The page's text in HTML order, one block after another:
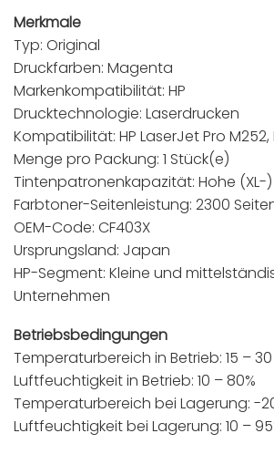
Merkmale
Typ: Original
Druckfarben: Magenta
Markenkompatibilität: HP
Drucktechnologie: Laserdrucken
Kompatibilität: HP LaserJet Pro M252,
Menge pro Packung: 1 Stück(e)
Tintenpatronenkapazität: Hohe (XL-
Farbtoner-Seitenleistung: 2300
OEM-Code: CF403X
Ursprungsland: Japan
HP-Segment: Kleine und
Unternehmen
Betriebsbedingungen
Temperaturbereich in Betrieb: 15 – 30
Luftfeuchtigkeit in Betrieb: 10 – 80%
Temperaturbereich bei Lagerung: -
Luftfeuchtigkeit bei Lagerung: 10 –